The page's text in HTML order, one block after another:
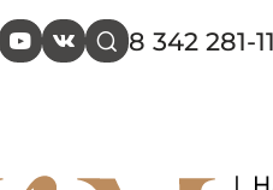
Y V s 8 342 281-